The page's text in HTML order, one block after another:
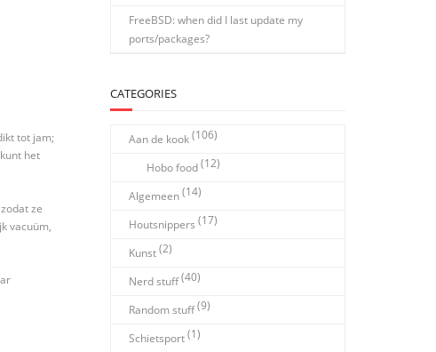
tot jam;
het
ze
vacuüm,
FreeBSD: when did I last update my
ports/packages?
CATEGORIES
Aan de kook(106)
Hobo food(12)
Algemeen(14)
Houtsnippers (17)
Kunst(2)
Nerd stuff(40)
Random stuff(9)
Schietsport(1)